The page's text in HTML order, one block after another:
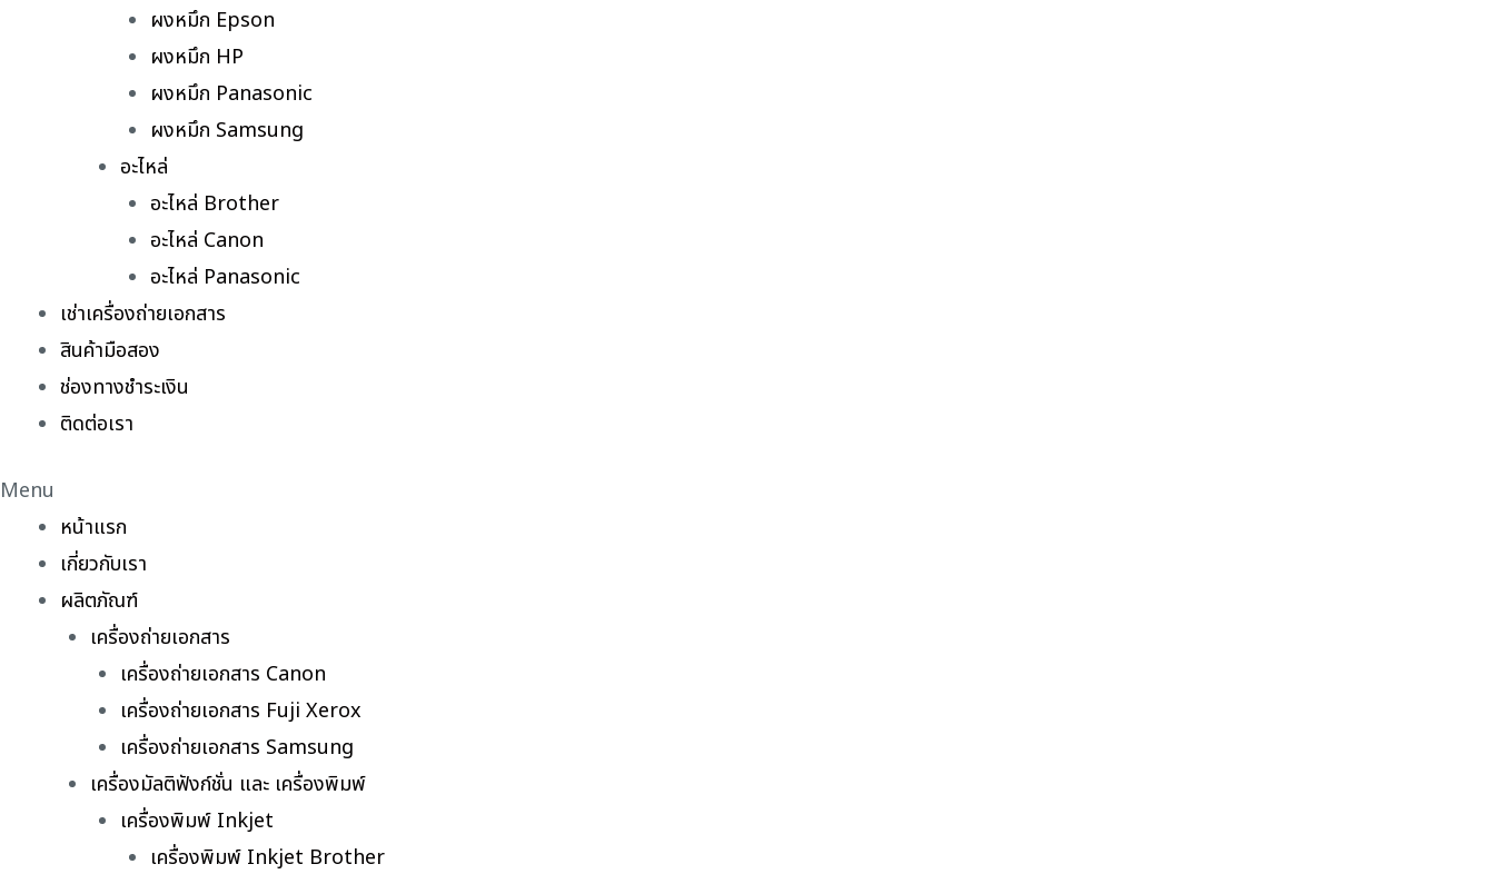
ผงหมึก Epson
ผงหมึก HP
ผงหมึก Panasonic
ผงหมึก Samsung
อะไหล่
อะไหล่ Brother
อะไหล่ Canon
อะไหล่ Panasonic
เช่าเครื่องถ่ายเอกสาร
สินค้ามือสอง
ช่องทางชำระเงิน
ติดต่อเรา
Menu
หน้าแรก
เกี่ยวกับเรา
ผลิตภัณฑ์
เครื่องถ่ายเอกสาร
เครื่องถ่ายเอกสาร Canon
เครื่องถ่ายเอกสาร Fuji Xerox
เครื่องถ่ายเอกสาร Samsung
เครื่องมัลติฟังก์ชั่น และ เครื่องพิมพ์
เครื่องพิมพ์ Inkjet
เครื่องพิมพ์ Inkjet Brother